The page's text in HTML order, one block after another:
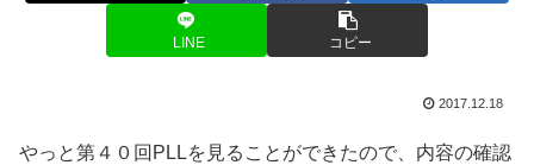
LINE コピー
2017.12.18
やっと第４０回PLLを見ることができたので、内容の確認